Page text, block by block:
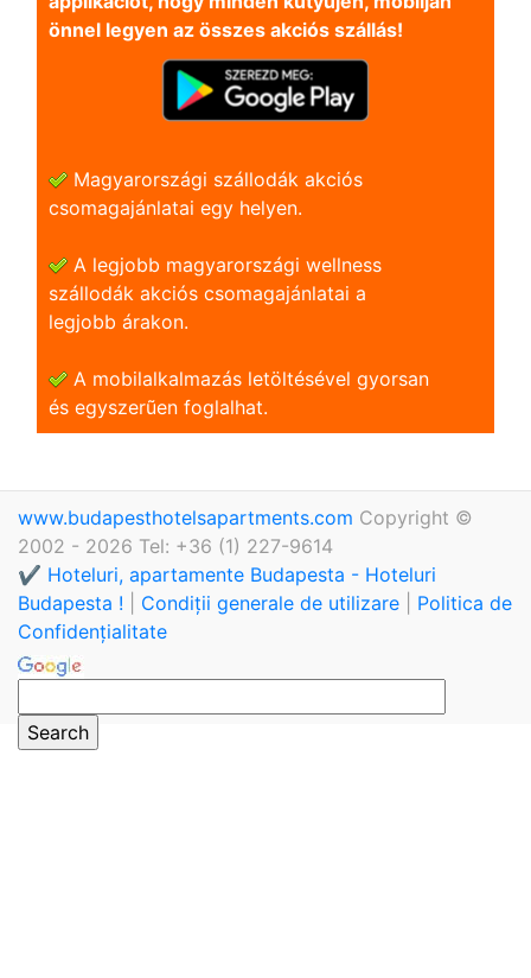
önnel legyen az összes akciós szállás!
Magyarországi szállodák akciós
csomagajánlatai egy helyen.
A legjobb magyarországi wellness
szállodák akciós csomagajánlatai a
legjobb árakon.
A mobilalkalmazás letöltésével gyorsan
és egyszerũen foglalhat.
www.budapesthotelsapartments.com Copyright ©
2002 - 2026 Tel: +36 (1) 227-9614
✔️ Hoteluri, apartamente Budapesta - Hoteluri
Budapesta !
Condiții generale de utilizare
Politica de
Confidențialitate